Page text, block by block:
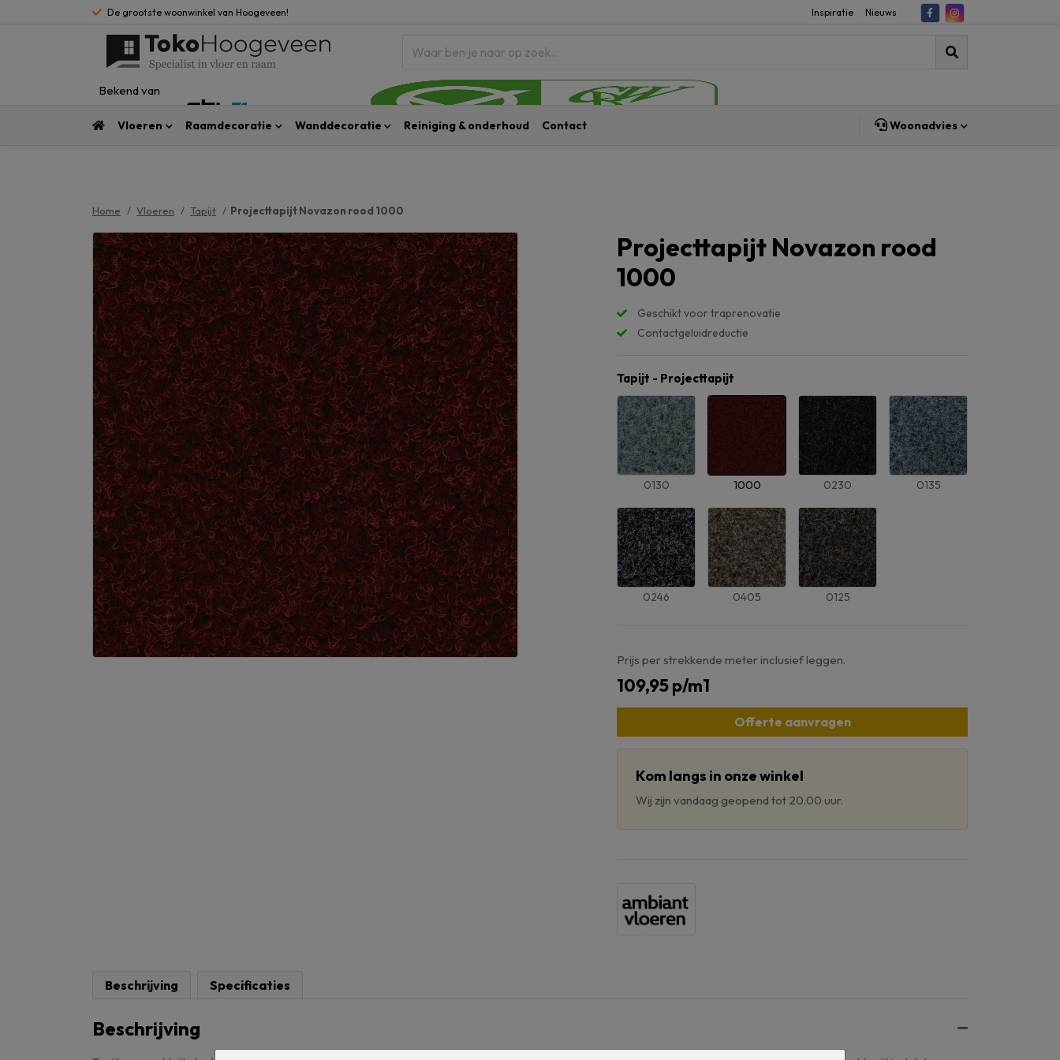
De grootste woonwinkel van Hoogeveen! Inspiratie Nieuws
Bekend van
Vloeren Raamdecoratie Wanddecoratie Reiniging & onderhoud Contact Woonadvies
Home Vloeren Tapijt Projecttapijt Novazon rood 1000
Projecttapijt Novazon rood
1000
Geschikt voor traprenovatie
Contactgeluidreductie
Tapijt - Projecttapijt
0130 1000 0230 0135
0246 0405 0125
Prijs per strekkende meter inclusief leggen.
109,95p/m1
Offerte aanvragen
Kom langs in onze winkel
Wij zijn vandaag geopend tot 20.00 uur.
Beschrijving Specificaties
Beschrijving